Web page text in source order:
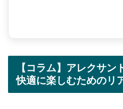
【コラム】アレクサン
快適に楽しむためのリ